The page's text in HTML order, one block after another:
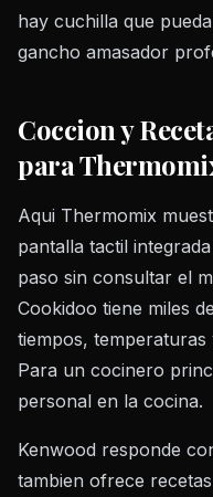
hay cuchilla que
gancho amasador
Coccion y
para
Aqui Thermomix
pantalla tactil
paso sin consultar el
Cookidoo tiene miles
tiempos,
Para un cocinero
personal en la cocina.
Kenwood responde
tambien ofrece